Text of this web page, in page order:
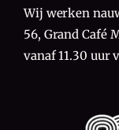
Wij werken
56, Grand Café
vanaf 11.30 uur